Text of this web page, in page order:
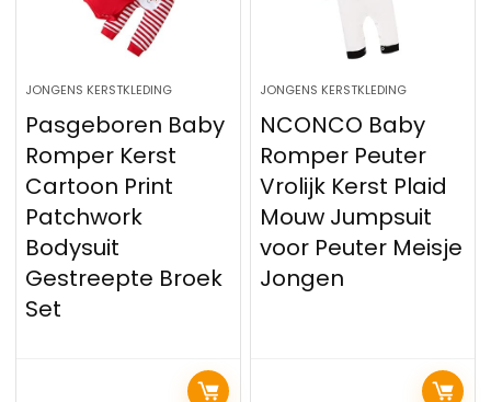
JONGENS KERSTKLEDING
Pasgeboren Baby
Romper Kerst
Cartoon Print
Patchwork
Bodysuit
Gestreepte Broek
Set
JONGENS KERSTKLEDING
NCONCO Baby
Romper Peuter
Vrolijk Kerst Plaid
Mouw Jumpsuit
voor Peuter Meisje
Jongen